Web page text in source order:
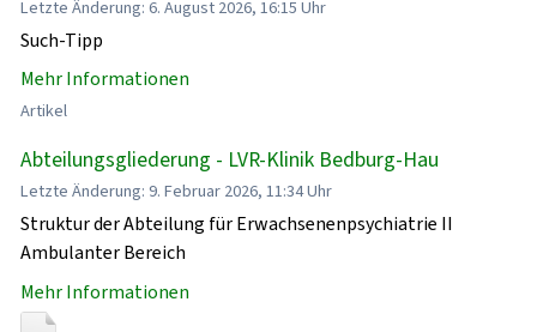
Letzte Änderung: 6. August 2026, 16:15 Uhr
Such-Tipp
Mehr Informationen
Artikel
Abteilungsgliederung - LVR-Klinik Bedburg-Hau
Letzte Änderung: 9. Februar 2026, 11:34 Uhr
Struktur der Abteilung für Erwachsenenpsychiatrie II
Ambulanter Bereich
Mehr Informationen